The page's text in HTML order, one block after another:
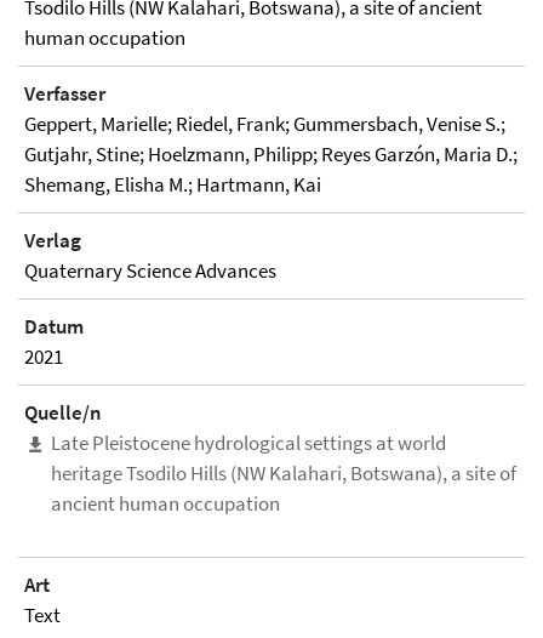
Tsodilo Hills (NW Kalahari, Botswana), a site of ancient
human occupation
Verfasser
Geppert, Marielle; Riedel, Frank; Gummersbach, Venise S.;
Gutjahr, Stine; Hoelzmann, Philipp; Reyes Garzón, Maria D.;
Shemang, Elisha M.; Hartmann, Kai
Verlag
Quaternary Science Advances
Datum
2021
Quelle/n
Late Pleistocene hydrological settings at world
heritage Tsodilo Hills (NW Kalahari, Botswana), a site of
ancient human occupation
Art
Text